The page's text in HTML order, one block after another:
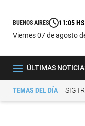
BUENOS AIRES 11:05
viernes 07 de agosto
ÚLTIMAS
TEMAS DEL DÍA